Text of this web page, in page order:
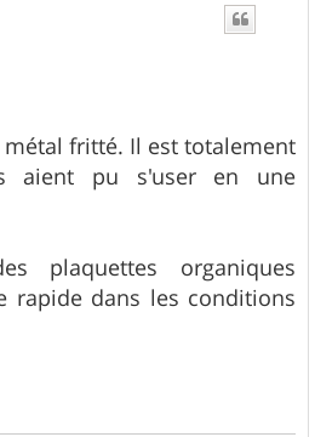
métal fritté. Il est totalement
aient pu s'user en une
plaquettes organiques
rapide dans les conditions